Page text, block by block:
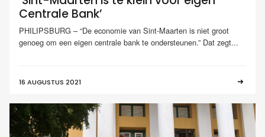
Centrale Bank’
PHILIPSBURG – “De economie van Sint-Maarten is niet groot
genoeg om een eigen centrale bank te ondersteunen.” Dat zegt...
16 AUGUSTUS 2021